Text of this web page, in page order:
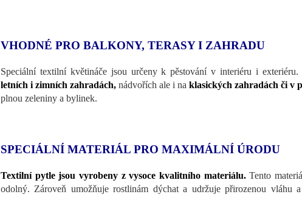
VHODNÉ PRO BALKONY, TERASY I ZAHRADU
Speciální textilní květináče jsou určeny k pěstování v interiéru i exteriéru.
letních i zimních zahradách, nádvořích ale i na klasických zahradách či v
plnou zeleniny a bylinek.
SPECIÁLNÍ MATERIÁL PRO MAXIMÁLNÍ ÚRODU
Textilní pytle jsou vyrobeny z vysoce kvalitního materiálu.Tento
odolný. Zároveň umožňuje rostlinám dýchat a udržuje přirozenou